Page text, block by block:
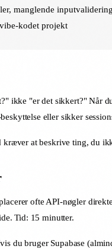
manglende
kodet projekt
ikke "er det sikkert?" Når
eller sikker
at beskrive ting, du
ofte API-nøgler
Tid: 15 minutter.
du bruger Supabase